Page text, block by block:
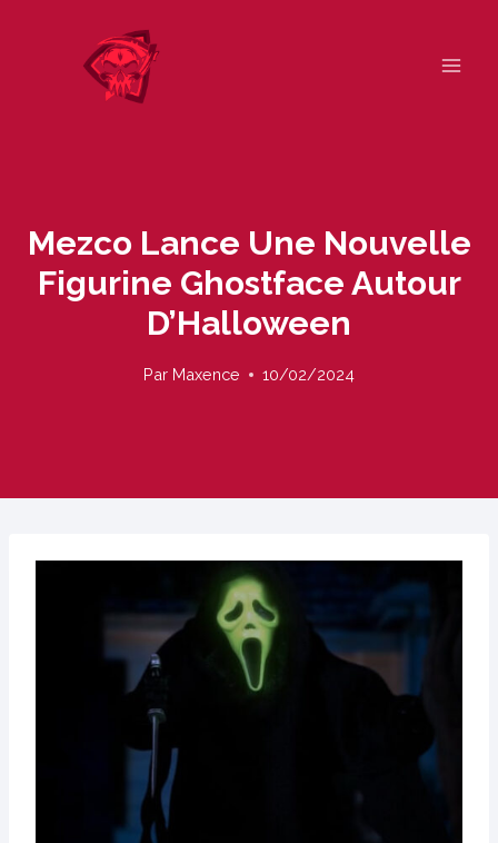
Mezco Lance Une Nouvelle
Figurine Ghostface Autour
D’Halloween
Par Maxence 10/02/2024